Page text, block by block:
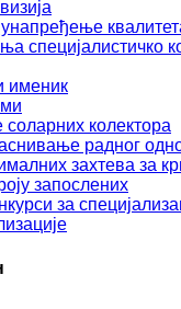
специјалистичко
именик
соларних колектора
радног
захтева за
запослених
за